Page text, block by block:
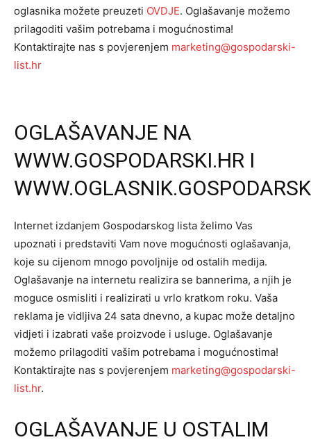
oglasnika možete preuzeti OVDJE. Oglašavanje možemo
prilagoditi vašim potrebama i mogućnostima!
Kontaktirajte nas s povjerenjem marketing@gospodarski-
list.hr
OGLAŠAVANJE NA
WWW.GOSPODARSKI.HR I
Internet izdanjem Gospodarskog lista želimo Vas
upoznati i predstaviti Vam nove mogućnosti oglašavanja,
koje su cijenom mnogo povoljnije od ostalih medija.
Oglašavanje na internetu realizira se bannerima, a njih je
moguce osmisliti i realizirati u vrlo kratkom roku. Vaša
reklama je vidljiva 24 sata dnevno, a kupac može detaljno
vidjeti i izabrati vaše proizvode i usluge. Oglašavanje
možemo prilagoditi vašim potrebama i mogućnostima!
Kontaktirajte nas s povjerenjem marketing@gospodarski-
list.hr.
OGLAŠAVANJE U OSTALIM